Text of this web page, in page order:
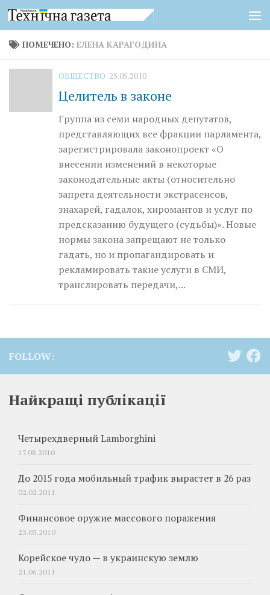
Перейти к содержимому
ПОМЕЧЕНО: ЕЛЕНА КАРАГОДИНА
ОБЩЕСТВО 25.05.2010
Целитель в законе
Группа из семи народных депутатов,
представляющих все фракции парламента,
зарегистрировала законопроект «О
внесении изменений в некоторые
законодательные акты (относительно
запрета деятельности экстрасенсов,
знахарей, гадалок, хиромантов и услуг по
предсказанию будущего (судьбы)». Новые
нормы закона запрещают не только
гадать, но и пропагандировать и
рекламировать такие услуги в СМИ,
транслировать передачи,...
FOLLOW:
Найкращі публікації
Четырехдверный Lamborghini
17.08.2010
До 2015 года мобильный трафик вырастет в 26 раз
02.02.2011
Финансовое оружие массового поражения
23.03.2010
Корейское чудо — в украинскую землю
21.06.2011